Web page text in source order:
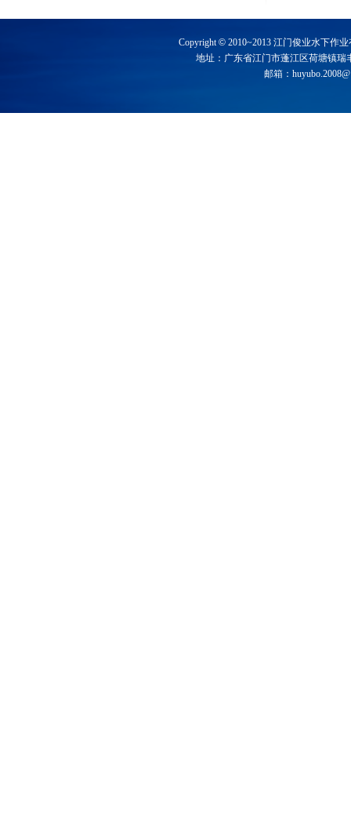
Copyright© 2010~2013 江门俊业水下作
地址：广东省江门市蓬江区荷塘镇瑞
邮箱：